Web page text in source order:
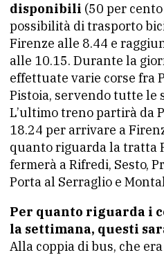
disponibili (50 per
possibilità di trasporto
Firenze alle 8.44 e
alle 10.15. Durante la
effettuate varie corse fra
Pistoia, servendo tutte le
L’ultimo treno partirà da
18.24 per arrivare a
quanto riguarda la tratta
fermerà a Rifredi, Sesto,
Porta al Serraglio e
Per quanto riguarda i
la settimana, questi
Alla coppia di bus, che